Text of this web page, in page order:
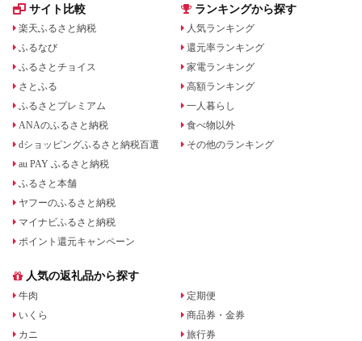
サイト比較
楽天ふるさと納税
ふるなび
ふるさとチョイス
さとふる
ふるさとプレミアム
ANAのふるさと納税
dショッピングふるさと納税百選
au PAY ふるさと納税
ふるさと本舗
ヤフーのふるさと納税
マイナビふるさと納税
ポイント還元キャンペーン
ランキングから探す
人気ランキング
還元率ランキング
家電ランキング
高額ランキング
一人暮らし
食べ物以外
その他のランキング
人気の返礼品から探す
牛肉
いくら
カニ
定期便
商品券・金券
旅行券